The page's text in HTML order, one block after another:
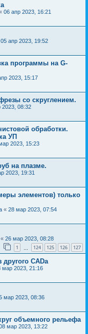
06 апр 2023, 16:21
05 апр 2023, 19:52
программы на G-
2023, 15:17
со скруглением.
2023, 08:32
обработки.
УП
2023, 15:23
на плазме.
2023, 19:31
элементов) только
« 28 мар 2023, 07:54
« 26 мар 2023, 08:28
1 124 125 126 127
CADа
мар 2023, 21:16
мар 2023, 08:36
объемного рельефа
мар 2023, 13:22